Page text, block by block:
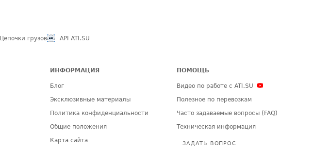
Цепочки грузов API ATI.SU
ИНФОРМАЦИЯ
Блог
Эксклюзивные материалы
Политика конфиденциальности
Общие положения
Карта сайта
ПОМОЩЬ
Видео по работе с ATI.SU
Полезное по перевозкам
Часто задаваемые вопросы (FAQ)
Техническая информация
ЗАДАТЬ ВОПРОС